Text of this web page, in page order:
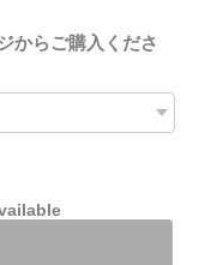
からご購入くださ